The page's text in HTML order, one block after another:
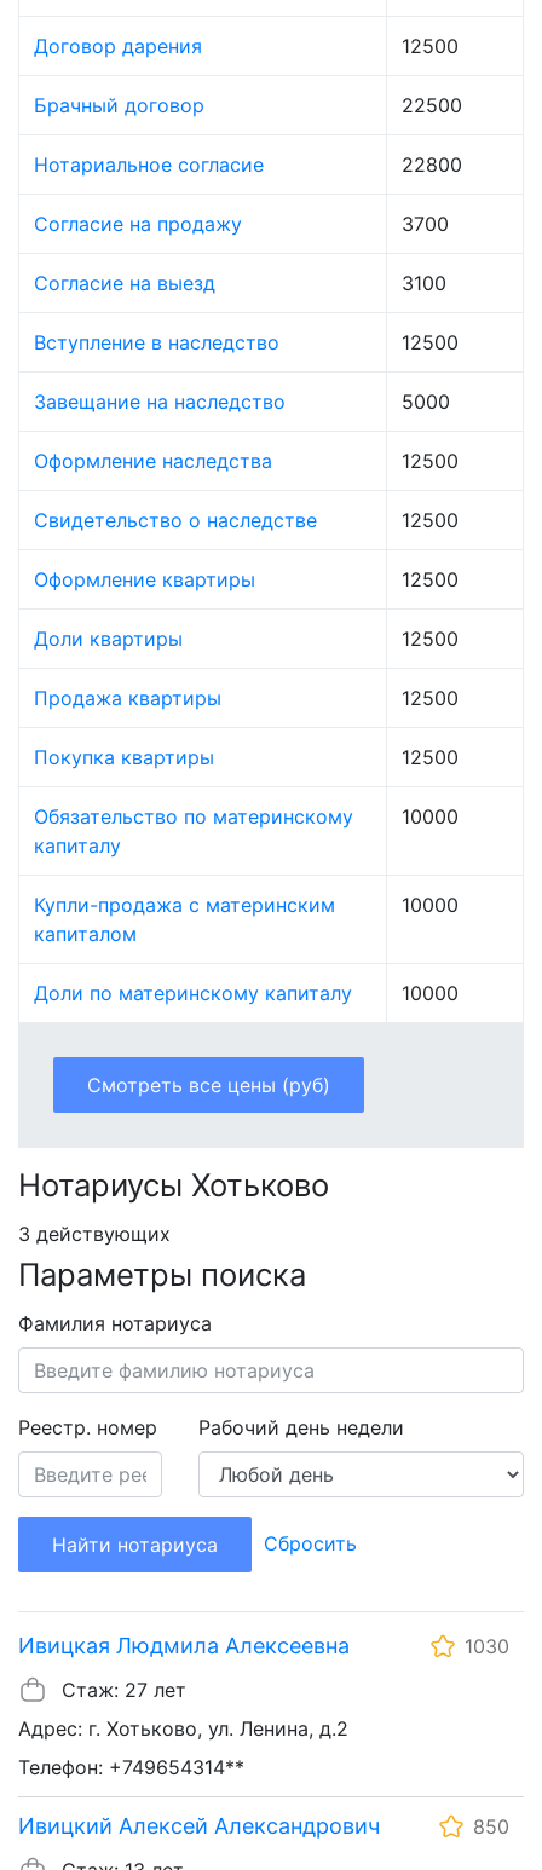
Договор дарения 12500
Брачный договор 22500
Нотариальное согласие 22800
Согласие на продажу 3700
Согласие на выезд 3100
Вступление в наследство 12500
Завещание на наследство 5000
Оформление наследства 12500
Свидетельство о наследстве 12500
Оформление квартиры 12500
Доли квартиры 12500
Продажа квартиры 12500
Покупка квартиры 12500
Обязательство по материнскому
капиталу
10000
Купли-продажа с материнским
капиталом
10000
Доли по материнскому капиталу 10000
Смотреть все цены (руб)
Нотариусы Хотьково
3 действующих
Параметры поиска
Фамилия нотариуса
Реестр. номер Рабочий день недели
Найти нотариуса Сбросить
Ивицкая Людмила Алексеевна
1030
Стаж: 27 лет
Адрес: г. Хотьково, ул. Ленина, д.2
Телефон: +749654314**
Ивицкий Алексей Александрович
850